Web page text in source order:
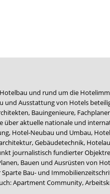
und rund um die
und Ausstattung von Hotels
Bauingenieure,
über aktuelle nationale und
Hotel-Neubau und Umbau,
Gebäudetechnik,
journalistisch fundierter
Bauen und Ausrüsten von
Bau- und
Apartment Community,